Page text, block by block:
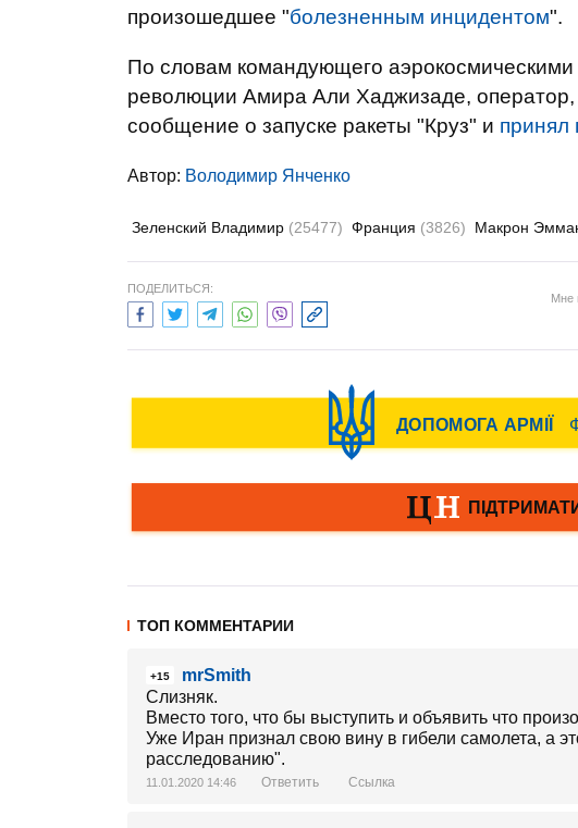
произошедшее "болезненным инцидентом".
По словам командующего
революции Амира Али Хаджизаде, оператор,
сообщение о запуске ракеты "Круз" и принял
Автор: Володимир Янченко
Зеленский Владимир (25477) Франция (3826) Макрон
ПОДЕЛИТЬСЯ:
Мне
ТОП КОММЕНТАРИИ
+15
mrSmith
Слизняк.
Вместо того, что бы выступить и объявить что
Уже Иран признал свою вину в гибели самолета, а
расследованию".
11.01.2020 14:46 Ответить Ссылка